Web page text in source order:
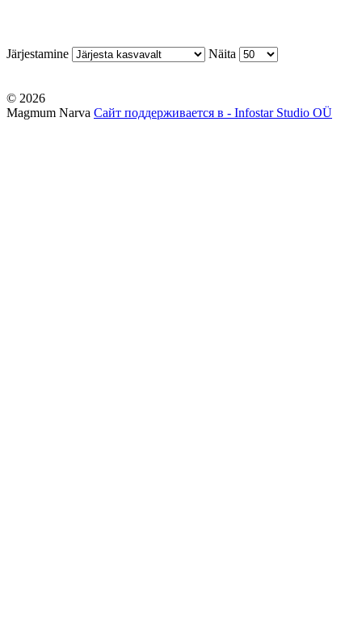
Järjestamine Näita
© 2026
Magmum Narva Сайт поддерживается в - Infostar Studio OÜ